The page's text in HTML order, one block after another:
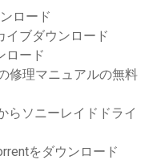
ロード
イブダウンロード
ロード
修理マニュアルの無料
らソニーレイドドライ
をダウンロード